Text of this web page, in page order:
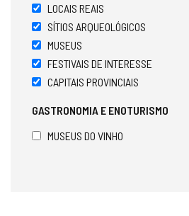
LOCAIS REAIS
SÍTIOS ARQUEOLÓGICOS
MUSEUS
FESTIVAIS DE INTERESSE
CAPITAIS PROVINCIAIS
GASTRONOMIA E ENOTURISMO
MUSEUS DO VINHO